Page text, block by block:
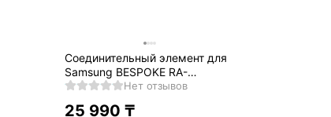
Соединительный элемент для
Samsung BESPOKE RA-
C00K3BAAНет отзывов
25 990 ₸